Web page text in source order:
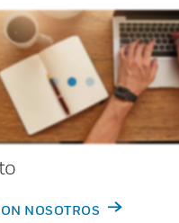
NOSOTROS